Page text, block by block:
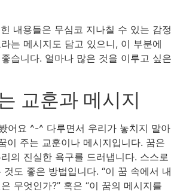
내용들은 무심코 지나칠 수 있는 감정
는 메시지도 담고 있으니, 이 부분에
습니다. 얼마나 많은 것을 이루고 싶은
교훈과 메시지
어요 ^-^ 다루면서 우리가 놓치지 말아
이 주는 교훈이나 메시지입니다. 꿈은
의 진실한 욕구를 드러냅니다. 스스로
도 좋은 방법입니다. “이 꿈 속에서 내
무엇인가?” 혹은 “이 꿈의 메시지를